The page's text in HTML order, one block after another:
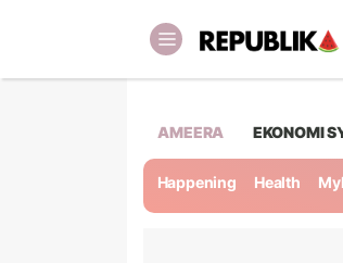
AMEERA EKONOMI
Happening Health